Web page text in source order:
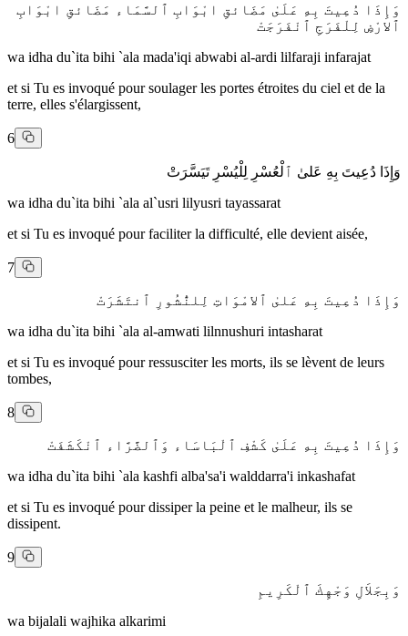
وَإِذَا دُعِيتَ بِهِ عَلَىٰ مَضَائقِ ابْوَابِ ٱلسَّمَاء مَضَائقِ ابْوَابِ
ٱلارْضِ لِلْفَرَجِ ٱنْفَرَجَتْ
wa idha du`ita bihi `ala mada'iqi abwabi al-ardi lilfaraji infarajat
et si Tu es invoqué pour soulager les portes étroites du ciel et de la
terre, elles s'élargissent,
6
وَإِذَا دُعِيتَ بِهِ عَلىٰ ٱلْعُسْرِ لِلْيُسْرِ تَيَسَّرَتْ
wa idha du`ita bihi `ala al`usri lilyusri tayassarat
et si Tu es invoqué pour faciliter la difficulté, elle devient aisée,
7
وَإِذَا دُعِيتَ بِهِ عَلىٰ ٱلامْوَاتِ لِلنُّشُورِ ٱنتَشَرَتْ
wa idha du`ita bihi `ala al-amwati lilnnushuri intasharat
et si Tu es invoqué pour ressusciter les morts, ils se lèvent de leurs
tombes,
8
وَإِذَا دُعِيتَ بِهِ عَلَىٰ كَشْفِ ٱلْبَاسَاء وَٱلضَّرَّاء ٱنْكَشَفَتْ
wa idha du`ita bihi `ala kashfi alba'sa'i walddarra'i inkashafat
et si Tu es invoqué pour dissiper la peine et le malheur, ils se
dissipent.
9
وَبِجَلاَلِ وَجْهِكَ ٱلْكَرِيمِ
wa bijalali wajhika alkarimi